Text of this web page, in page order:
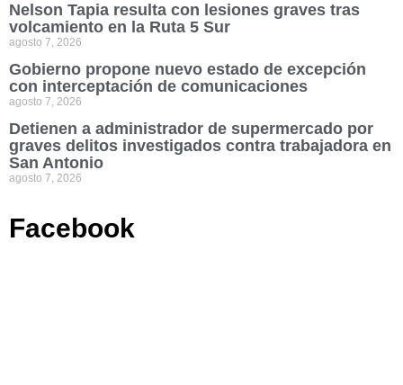
Nelson Tapia resulta con lesiones graves tras
volcamiento en la Ruta 5 Sur
agosto 7, 2026
Gobierno propone nuevo estado de excepción
con interceptación de comunicaciones
agosto 7, 2026
Detienen a administrador de supermercado por
graves delitos investigados contra trabajadora en
San Antonio
agosto 7, 2026
Facebook